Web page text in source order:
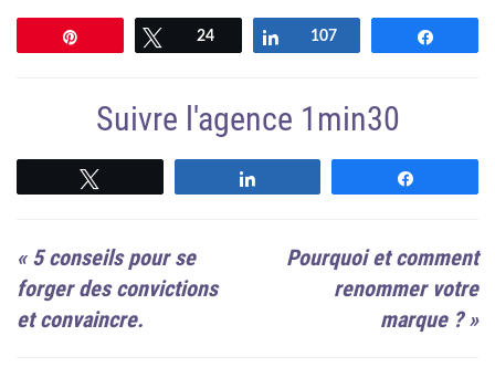
Tweetez
24 Partagez
107
Suivre l'agence 1min30
« 5 conseils pour se
forger des convictions
et convaincre.
Pourquoi et comment
renommer votre
marque ?»